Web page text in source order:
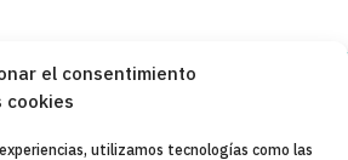
el consentimiento
cookies
utilizamos tecnologías como las
2025Itaka-Escolapios